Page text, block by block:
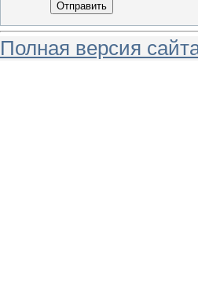
Отправить
Полная версия